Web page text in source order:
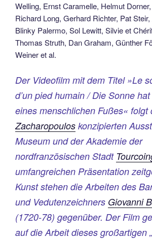
Welling, Ernst Caramelle, Helmut
Richard Long, Gerhard Richter, Pat
Blinky Palermo, Sol Lewitt, Silvie et
Thomas Struth, Dan Graham, Günther
Weiner et al.
Der Videofilm mit dem Titel »Le
d’un pied humain / Die Sonne
eines menschlichen Fußes« folgt
Zacharopoulos konzipierten
Museum und der Akademie der
nordfranzösischen Stadt
umfangreichen Präsentation
Kunst stehen die Arbeiten des
und Vedutenzeichners Giovanni
(1720-78) gegenüber. Der Film
auf die Arbeit dieses großartigen